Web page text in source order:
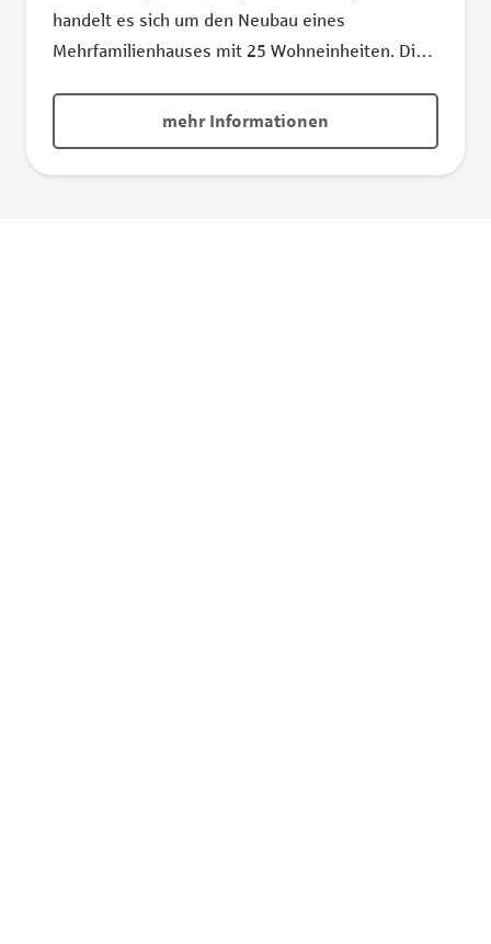
handelt es sich um den Neubau eines
Mehrfamilienhauses mit 25 Wohneinheiten. Die
Tiefgarage und weitere Außenstellplätze mit
erstellt. Das dreischenklige Wohngebäude wird
mit einem extensiv begrünten Flachdach
mehr Informationen